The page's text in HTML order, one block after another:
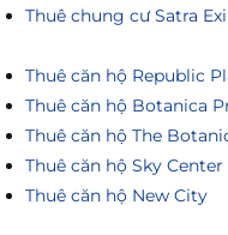
Thuê chung cư Satra
Thuê căn hộ Republic
Thuê căn hộ Botanica
Thuê căn hộ The
Thuê căn hộ Sky Center
Thuê căn hộ New City